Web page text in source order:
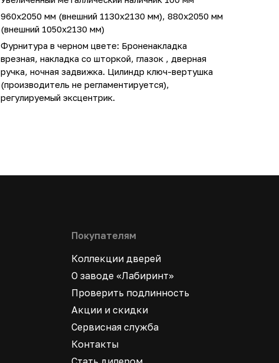
960х2050 мм (внешний 1130х2130 мм), 880х2050 мм
(внешний 1050х2130 мм)
Фурнитура в черном цвете: Броненакладка
врезная, накладка со шторкой, глазок , дверная
ручка, ночная задвижка. Цилиндр ключ-вертушка
(производитель не регламентируется),
регулируемый эксцентрик.
Покупателям
Коллекции дверей
О заводе «Лабиринт»
Проверить подлинность
Акции и скидки
Сервисная служба
Контакты